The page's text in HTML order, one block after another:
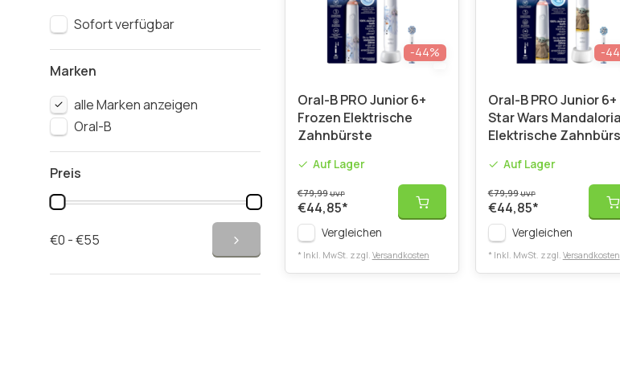
Sofort verfügbar
Marken
alle Marken anzeigen
Oral-B
Preis
€0 - €55
-44%
Oral-B PRO Junior 6+
Frozen Elektrische
Zahnbürste
Auf Lager
€79,99UVP
€44,85*
Vergleichen
* Inkl. MwSt. zzgl. Versandkosten
-
Oral-B PRO Junior 6+
Star Wars
Elektrische
Auf Lager
€79,99UVP
€44,85*
Vergleichen
* Inkl. MwSt. zzgl. Versandkosten